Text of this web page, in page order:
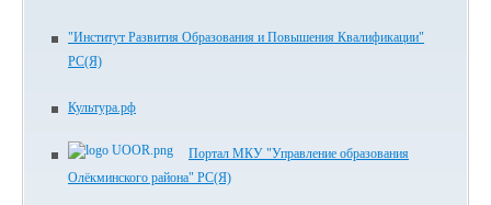
"Институт Развития Образования и Повышения Квалификации"
РС(Я)
Культура.рф
Портал МКУ "Управление образования
Олёкминского района" РС(Я)